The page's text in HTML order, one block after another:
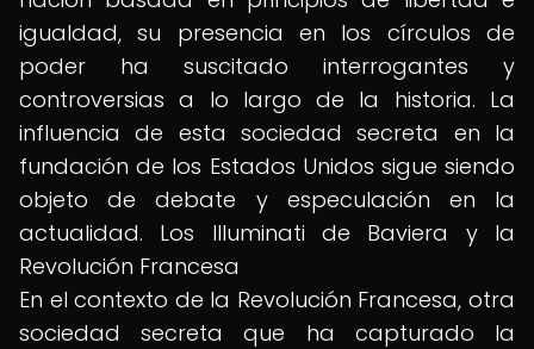
igualdad, su presencia en los círculos de
poder ha suscitado interrogantes y
controversias a lo largo de la historia. La
influencia de esta sociedad secreta en la
fundación de los Estados Unidos sigue siendo
objeto de debate y especulación en la
actualidad. Los Illuminati de Baviera y la
Revolución Francesa
En el contexto de la Revolución Francesa, otra
sociedad secreta que ha capturado la